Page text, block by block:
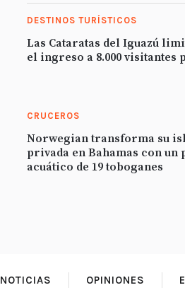
DESTINOS TURÍSTICOS
Las Cataratas del Iguazú
el ingreso a 8.000 visitantes
CRUCEROS
Norwegian transforma su
privada en Bahamas con un
acuático de 19 toboganes
NOTICIAS OPINIONES